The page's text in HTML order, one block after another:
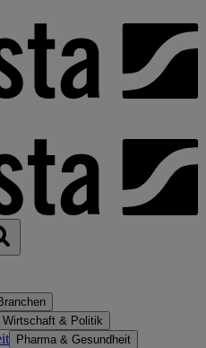
Wirtschaft & Politik
Pharma & Gesundheit